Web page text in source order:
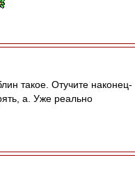
такое. Отучите наконец-
а. Уже реально